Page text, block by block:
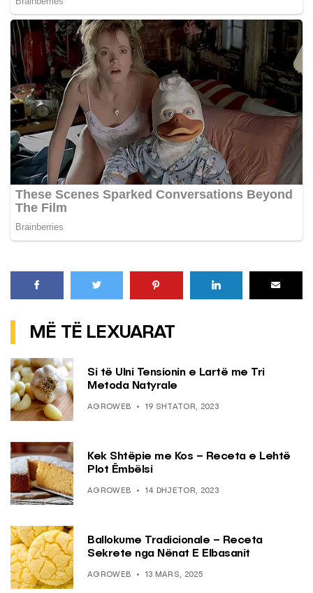
MË TË LEXUARAT
Si të Ulni Tensionin e Lartë me Tri
Metoda Natyrale
AGROWEB 19 SHTATOR, 2023
Kek Shtëpie me Kos – Receta e Lehtë
Plot Ëmbëlsi
AGROWEB 14 DHJETOR, 2023
Ballokume Tradicionale – Receta
Sekrete nga Nënat E Elbasanit
AGROWEB 13 MARS, 2025